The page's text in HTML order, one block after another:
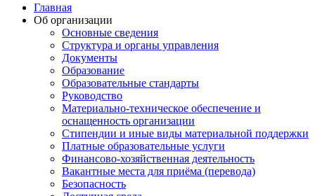
Главная
Об организации
Основные сведения
Структура и органы управления
Документы
Образование
Образовательные стандарты
Руководство
Материально-техническое обеспечение и
оснащенность организации
Стипендии и иные виды материальной поддержки
Платные образовательные услуги
Финансово-хозяйственная деятельность
Вакантные места для приёма (перевода)
Безопасность